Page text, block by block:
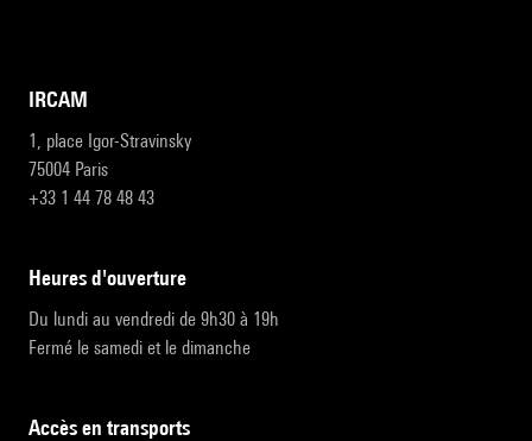
IRCAM
1, place Igor-Stravinsky
75004 Paris
+33 1 44 78 48 43
heures d'ouverture
Du lundi au vendredi de 9h30 à 19h
Fermé le samedi et le dimanche
accès en transports